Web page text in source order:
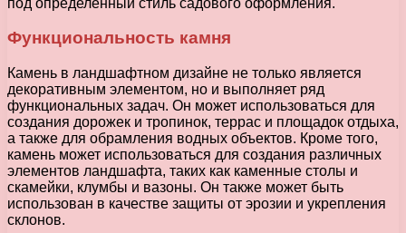
Функциональность камня
Камень в ландшафтном дизайне не только является
декоративным элементом, но и выполняет ряд
функциональных задач. Он может использоваться для
создания дорожек и тропинок, террас и площадок отдыха,
а также для обрамления водных объектов. Кроме того,
камень может использоваться для создания различных
элементов ландшафта, таких как каменные столы и
скамейки, клумбы и вазоны. Он также может быть
использован в качестве защиты от эрозии и укрепления
склонов.